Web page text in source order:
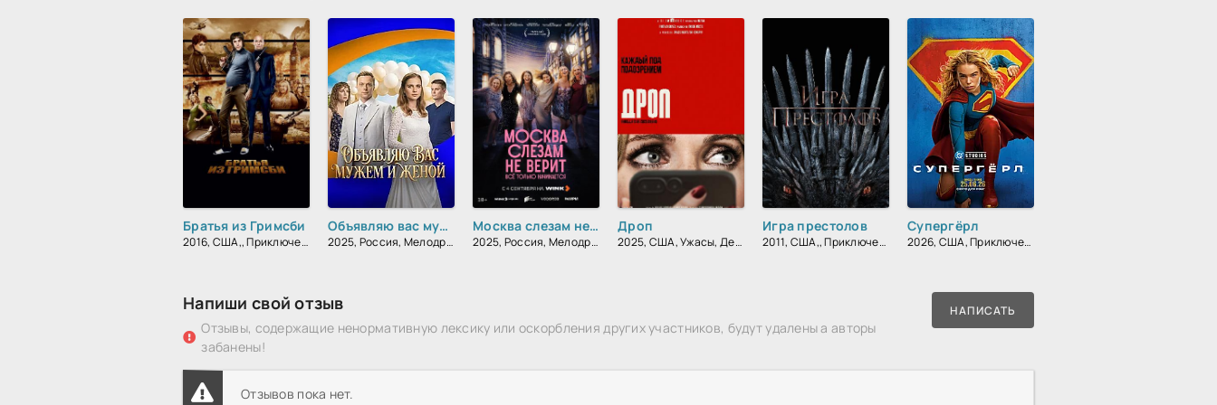
Братья из Гримсби
2016, США,, Приключения, Комедия, Боевик, Зарубежный
Объявляю вас мужем и женой
2025, Россия, Мелодрама
Москва слезам не верит. Всё только начинается
2025, Россия, Мелодрама, Драма
Дроп
2025, США, Ужасы, Детектив, Триллер, Драма
Игра престолов
2011, США,, Приключения, Фэнтези, Блокбастер, Мистический, Боевик, Зарубежный, Мелодрама, Драма
Супергёрл
2026, США, Приключения, Фантастика, Боевик, Драма
Напиши свой отзыв
Отзывы, содержащие ненормативную лексику или оскорбления других участников, будут удалены а авторы
забанены!
НАПИСАТЬ
Отзывов пока нет.